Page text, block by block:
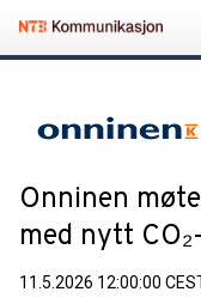
Onninen
med nytt
11.5.2026 12:00:00